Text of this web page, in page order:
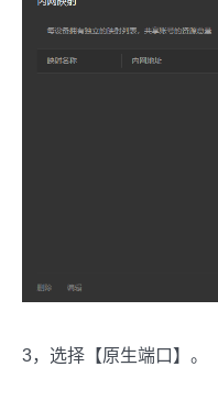
3，选择【原生端口】。